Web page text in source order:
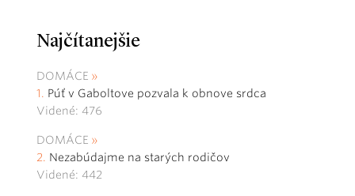
Najčítanejšie
DOMÁCE
Púť v Gaboltove pozvala k obnove srdca
Videné: 476
DOMÁCE
Nezabúdajme na starých rodičov
Videné: 442